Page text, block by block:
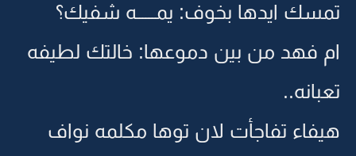
تمسك ايدها بخوف: يمــــــه شفيك؟
ام فهد من بين دموعها: خالتك لطيفه
تعبانه..
هيفاء تفاجأت لان توها مكلمه نواف